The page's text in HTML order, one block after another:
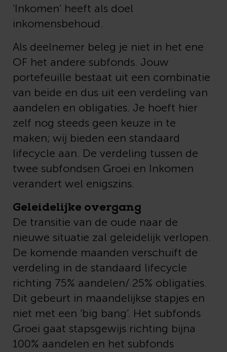
‘Inkomen’ heeft als doel
inkomensbehoud.
Als deelnemer beleg je niet in het ene
OF het andere subfonds. Jouw
portefeuille bestaat uit een combinatie
van beide en dus uit een verdeling van
aandelen en obligaties. Je hoeft hier
zelf nog steeds geen keuze in te
maken; wij bieden een standaard
lifecycle aan. De verdeling tussen de
twee subfondsen Groei en Inkomen
verandert wel enigszins.
Geleidelijke overgang
De transitie van de oude naar de
nieuwe situatie zal geleidelijk verlopen.
De komende maanden verschuift de
verdeling in de standaard lifecycle
richting 75% aandelen/ 25% obligaties.
Dit gebeurt in maandelijkse stapjes en
niet met een ‘big bang’. Het subfonds
Groei gaat stapsgewijs richting bijna
100% aandelen en het subfonds